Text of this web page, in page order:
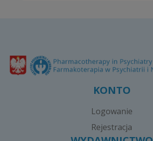
KONTO
Logowanie
Rejestracja